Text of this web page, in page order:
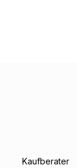
Kaufberater